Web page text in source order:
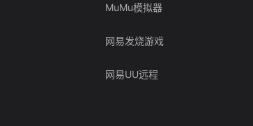
MuMu模拟器
网易发烧游戏
网易UU远程